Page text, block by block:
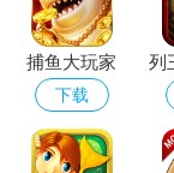
捕鱼大玩家
2026官方版本
下载最新版
下载
列